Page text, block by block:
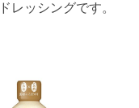
レッシングです。